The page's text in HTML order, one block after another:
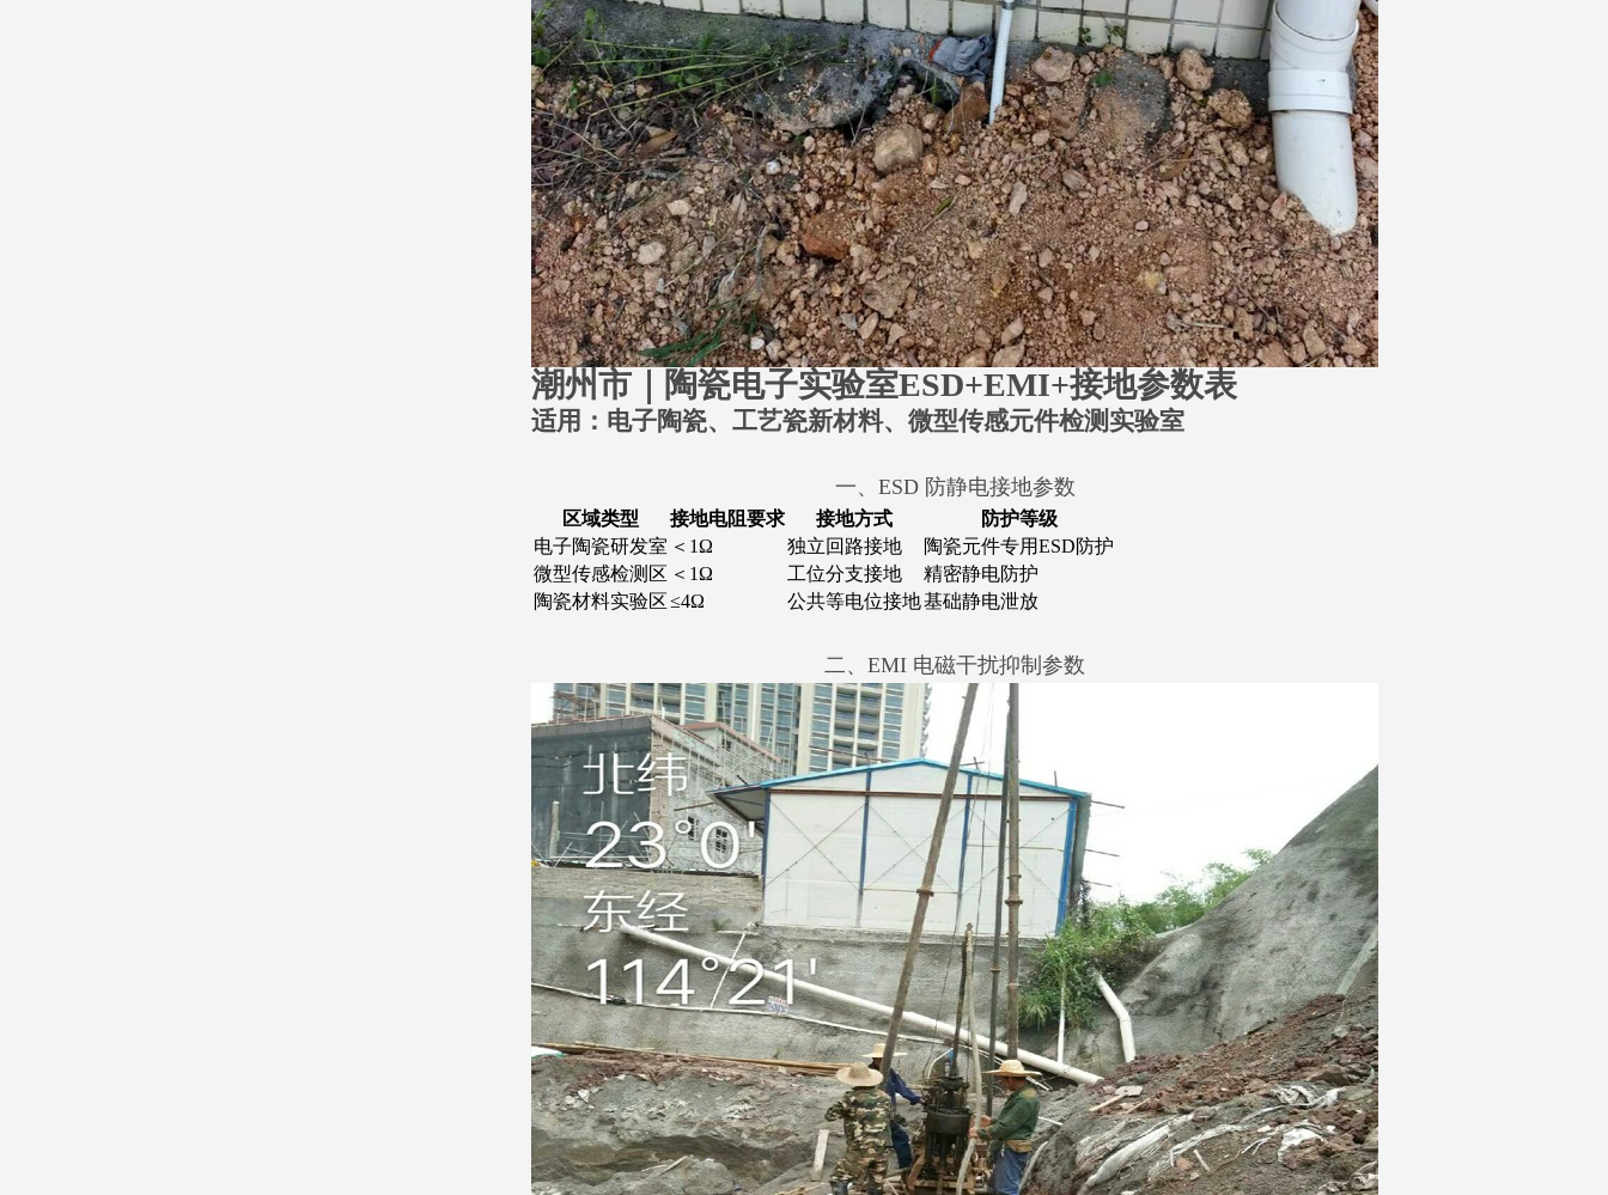
潮州市｜陶瓷电子实验室ESD+EMI+接地参数表
适用：电子陶瓷、工艺瓷新材料、微型传感元件检测实验室
一、ESD 防静电接地参数
区域类型 接地电阻要求 接地方式
防护等级
电子陶瓷研发室 ＜1Ω 独立回路接地
陶瓷元件专用ESD防护
微型传感检测区 ＜1Ω 工位分支接地
精密静电防护
陶瓷材料实验区≤4Ω 公共等电位接地基础静电泄放
二、EMI 电磁干扰抑制参数